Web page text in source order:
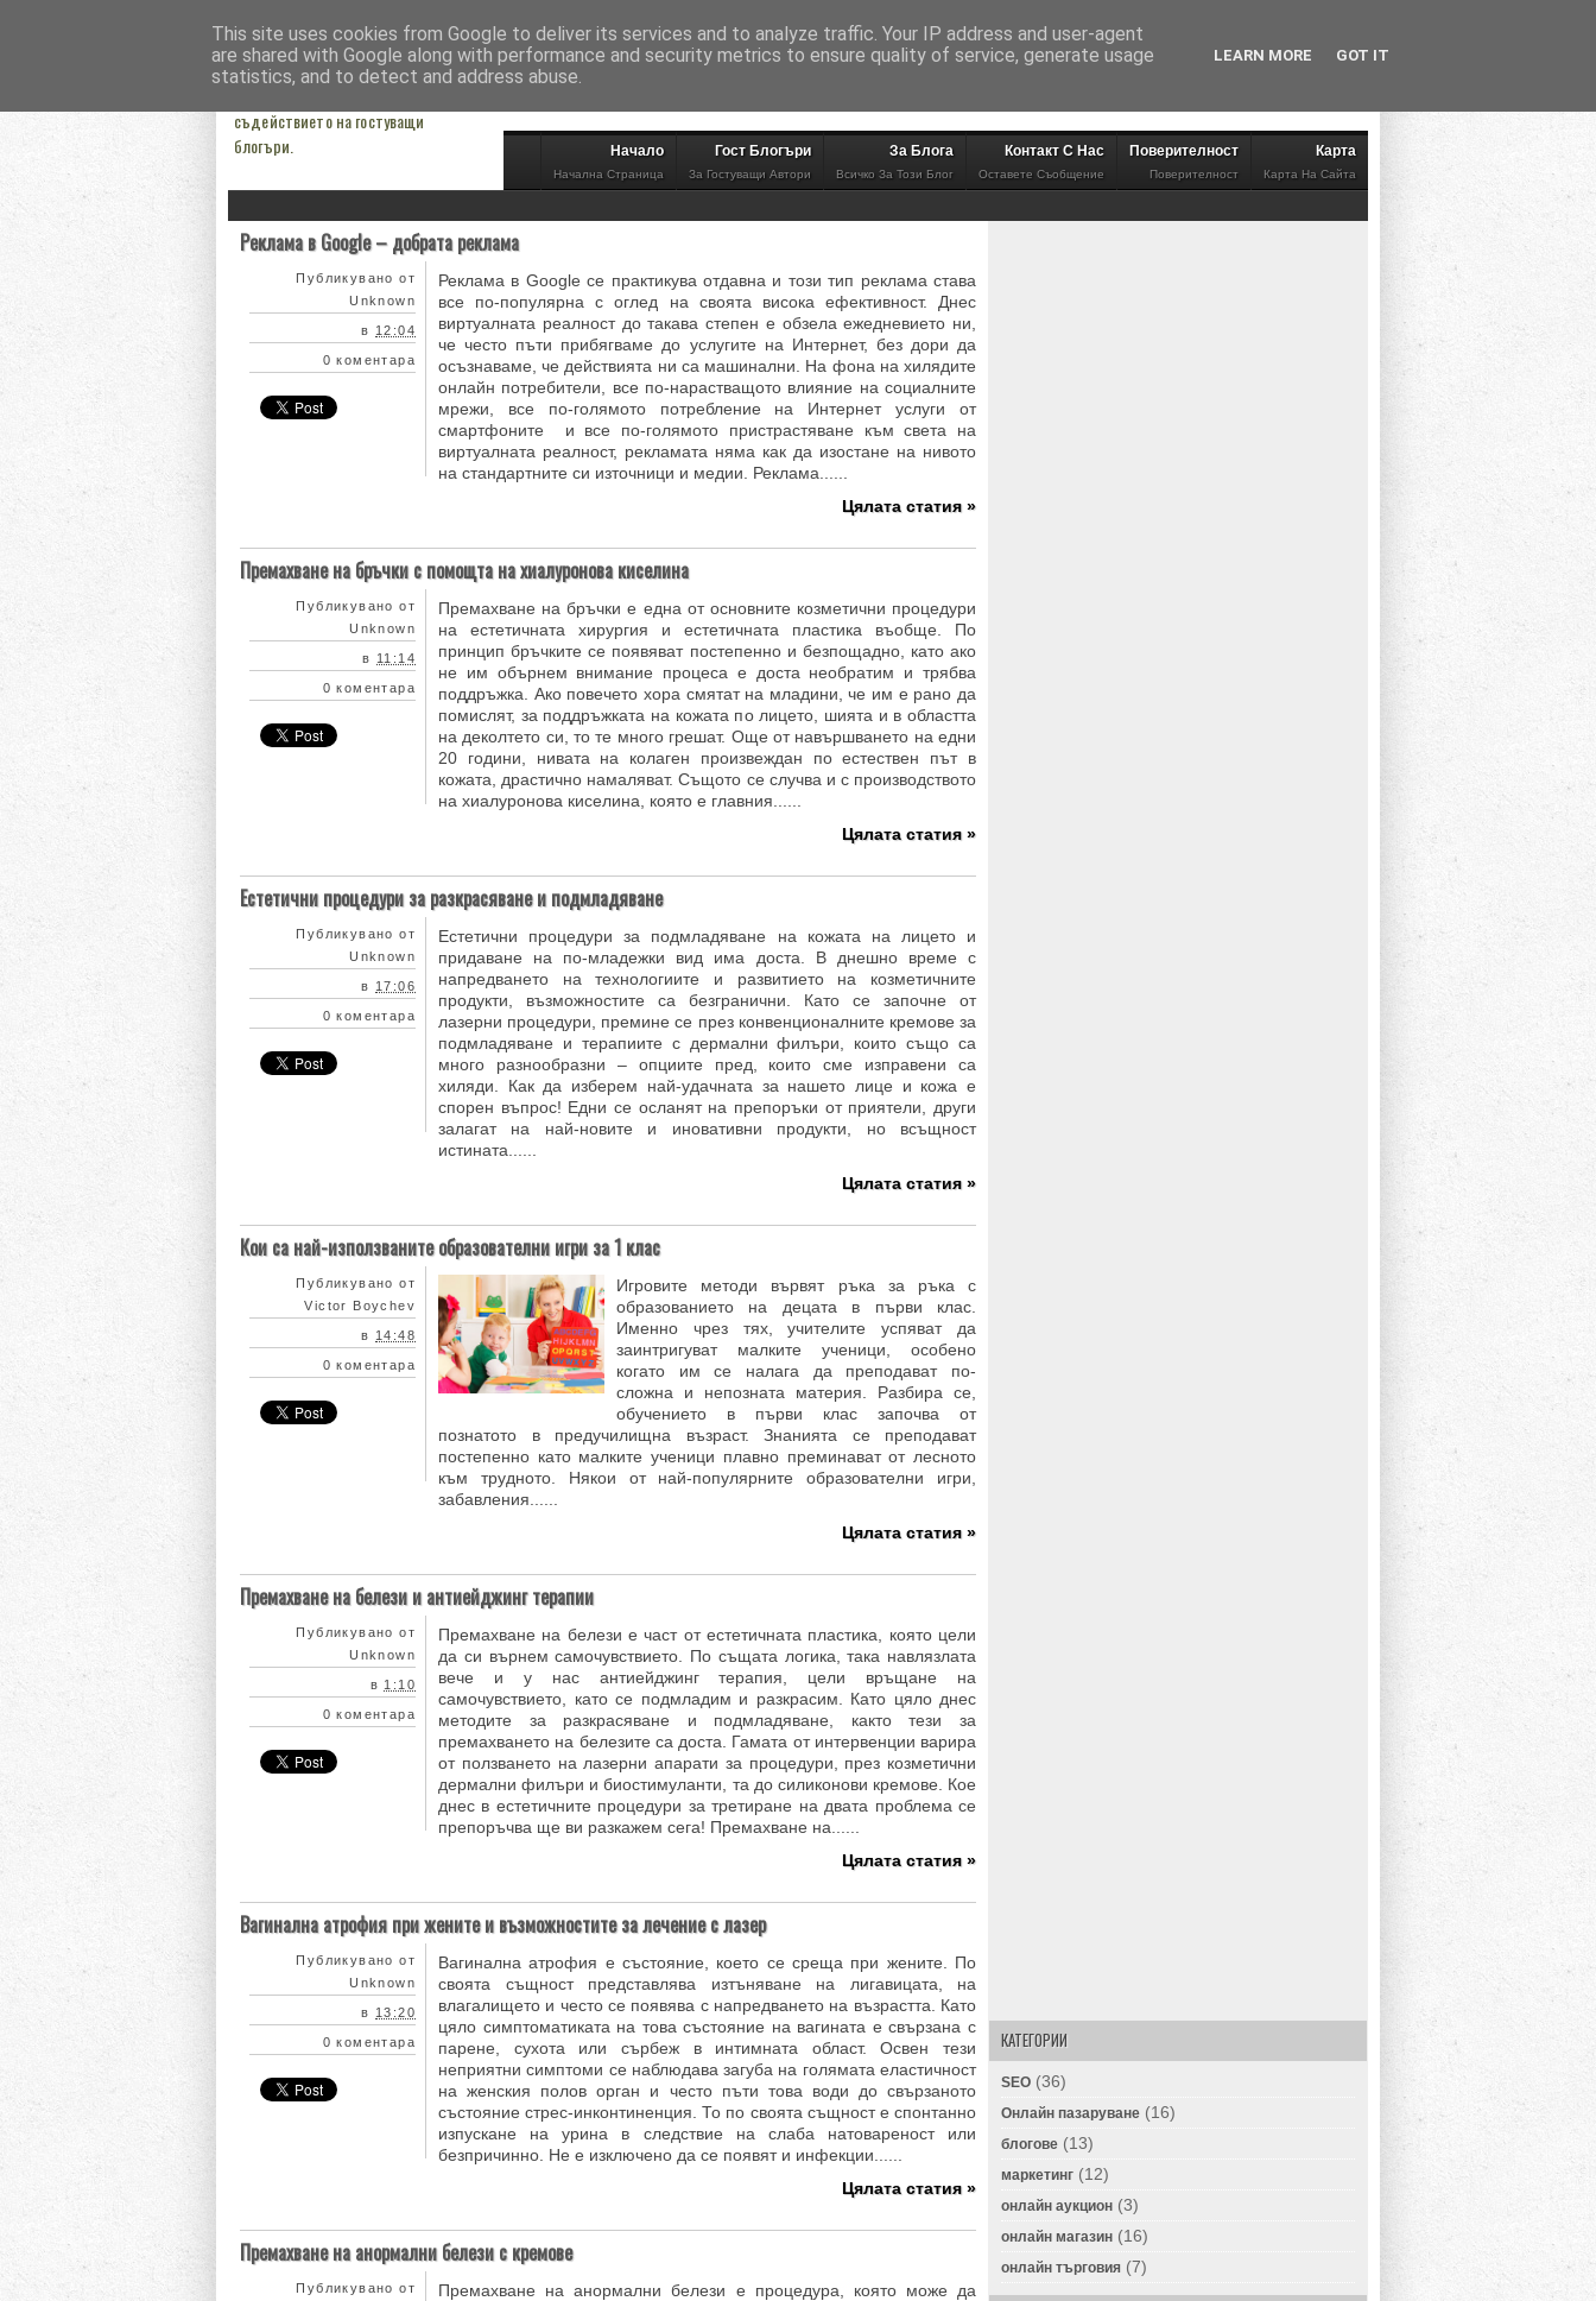
Моят блогрол
съдействието на гостуващи
блогъри.
Търсене в този блог
Карта
Карта На Сайта
Поверителност
Поверителност
Контакт С Нас
Оставете Съобщение
За Блога
Всичко За Този Блог
Гост Блогъри
За Гостуващи Автори
Начало
Начална Страница
Реклама в Google – добрата реклама
Реклама в Google се практикува отдавна и този тип реклама става
все по-популярна с оглед на своята висока ефективност. Днес
виртуалната реалност до такава степен е обзела ежедневието ни,
че често пъти прибягваме до услугите на Интернет, без дори да
осъзнаваме, че действията ни са машинални. На фона на хилядите
онлайн потребители, все по-нарастващото влияние на социалните
мрежи, все по-голямото потребление на Интернет услуги от
смартфоните и все по-голямото пристрастяване към света на
виртуалната реалност, рекламата няма как да изостане на нивото
на стандартните си източници и медии. Реклама......
Цялата статия »
Публикувано от
Unknown
в 12:04
0 коментара
Премахване на бръчки с помощта на хиалуронова киселина
Премахване на бръчки е една от основните козметични процедури
на естетичната хирургия и естетичната пластика въобще. По
принцип бръчките се появяват постепенно и безпощадно, като ако
не им обърнем внимание процеса е доста необратим и трябва
поддръжка. Ако повечето хора смятат на младини, че им е рано да
помислят, за поддръжката на кожата по лицето, шията и в областта
на деколтето си, то те много грешат. Още от навършването на едни
20 години, нивата на колаген произвеждан по естествен път в
кожата, драстично намаляват. Същото се случва и с производството
на хиалуронова киселина, която е главния......
Цялата статия »
Публикувано от
Unknown
в 11:14
0 коментара
Естетични процедури за разкрасяване и подмладяване
Естетични процедури за подмладяване на кожата на лицето и
придаване на по-младежки вид има доста. В днешно време с
напредването на технологиите и развитието на козметичните
продукти, възможностите са безгранични. Като се започне от
лазерни процедури, премине се през конвенционалните кремове за
подмладяване и терапиите с дермални филъри, които също са
много разнообразни – опциите пред, които сме изправени са
хиляди. Как да изберем най-удачната за нашето лице и кожа е
спорен въпрос! Едни се осланят на препоръки от приятели, други
залагат на най-новите и иновативни продукти, но всъщност
истината......
Цялата статия »
Публикувано от
Unknown
в 17:06
0 коментара
Кои са най-използваните образователни игри за 1 клас
Игровите методи вървят ръка за ръка с
образованието на децата в първи клас.
Именно чрез тях, учителите успяват да
заинтригуват малките ученици, особено
когато им се налага да преподават по-
сложна и непозната материя. Разбира се,
обучението в първи клас започва от
познатото в предучилищна възраст. Знанията се преподават
постепенно като малките ученици плавно преминават от лесното
към трудното. Някои от най-популярните образователни игри,
забавления......
Цялата статия »
Публикувано от
Victor Boychev
в 14:48
0 коментара
Премахване на белези и антиейджинг терапии
Премахване на белези е част от естетичната пластика, която цели
да си върнем самочувствието. По същата логика, така навлязлата
вече и у нас антиейджинг терапия, цели връщане на
самочувствието, като се подмладим и разкрасим. Като цяло днес
методите за разкрасяване и подмладяване, както тези за
премахването на белезите са доста. Гамата от интервенции варира
от ползването на лазерни апарати за процедури, през козметични
дермални филъри и биостимуланти, та до силиконови кремове. Кое
днес в естетичните процедури за третиране на двата проблема се
препоръчва ще ви разкажем сега! Премахване на......
Цялата статия »
Публикувано от
Unknown
в 1:10
0 коментара
Вагинална атрофия при жените и възможностите за лечение с лазер
Вагинална атрофия е състояние, което се среща при жените. По
своята същност представлява изтъняване на лигавицата, на
влагалището и често се появява с напредването на възрастта. Като
цяло симптоматиката на това състояние на вагината е свързана с
парене, сухота или сърбеж в интимната област. Освен тези
неприятни симптоми се наблюдава загуба на голямата еластичност
на женския полов орган и често пъти това води до свързаното
състояние стрес-инконтиненция. То по своята същност е спонтанно
изпускане на урина в следствие на слаба натовареност или
безпричинно. Не е изключено да се появят и инфекции......
Цялата статия »
Публикувано от
Unknown
в 13:20
0 коментара
Премахване на анормални белези с кремове
Премахване на анормални белези е процедура, която може да
Публикувано от
КАТЕГОРИИ
SEO (36)
Онлайн пазаруване (16)
блогове (13)
маркетинг (12)
онлайн аукцион (3)
онлайн магазин (16)
онлайн търговия (7)
This site uses cookies from Google to deliver its services and to analyze traffic. Your IP address and user-agent
are shared with Google along with performance and security metrics to ensure quality of service, generate usage
statistics, and to detect and address abuse.
LEARN MORE GOT IT